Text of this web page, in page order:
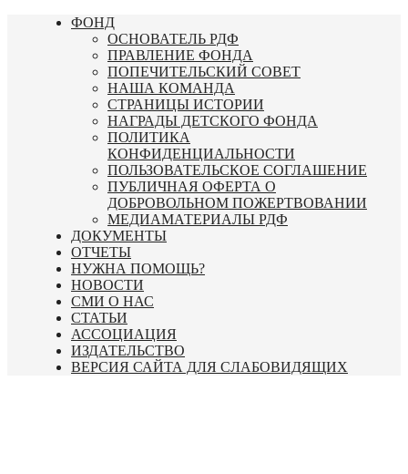
Перейти
ФОНД
ОСНОВАТЕЛЬ РДФ
ПРАВЛЕНИЕ ФОНДА
ПОПЕЧИТЕЛЬСКИЙ СОВЕТ
НАША КОМАНДА
СТРАНИЦЫ ИСТОРИИ
НАГРАДЫ ДЕТСКОГО ФОНДА
ПОЛИТИКА
КОНФИДЕНЦИАЛЬНОСТИ
ПОЛЬЗОВАТЕЛЬСКОЕ СОГЛАШЕНИЕ
ПУБЛИЧНАЯ ОФЕРТА О
ДОБРОВОЛЬНОМ ПОЖЕРТВОВАНИИ
МЕДИАМАТЕРИАЛЫ РДФ
ДОКУМЕНТЫ
ОТЧЕТЫ
НУЖНА ПОМОЩЬ?
НОВОСТИ
СМИ О НАС
СТАТЬИ
АССОЦИАЦИЯ
ИЗДАТЕЛЬСТВО
ВЕРСИЯ САЙТА ДЛЯ СЛАБОВИДЯЩИХ